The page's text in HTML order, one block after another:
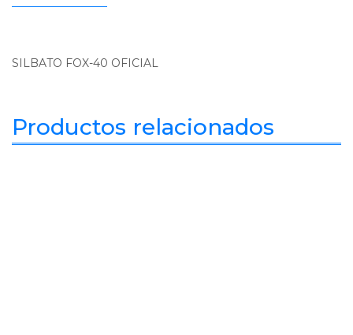
SILBATO FOX-40 OFICIAL
Productos relacionados